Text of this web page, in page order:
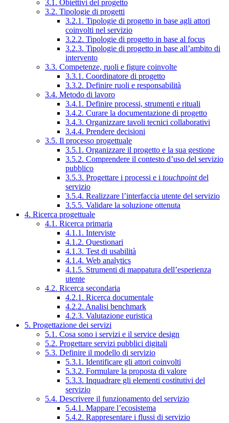
3.1. Obiettivi del progetto
3.2. Tipologie di progetti
3.2.1. Tipologie di progetto in base agli attori
coinvolti nel servizio
3.2.2. Tipologie di progetto in base al focus
3.2.3. Tipologie di progetto in base all’ambito di
intervento
3.3. Competenze, ruoli e figure coinvolte
3.3.1. Coordinatore di progetto
3.3.2. Definire ruoli e responsabilità
3.4. Metodo di lavoro
3.4.1. Definire processi, strumenti e rituali
3.4.2. Curare la documentazione di progetto
3.4.3. Organizzare tavoli tecnici collaborativi
3.4.4. Prendere decisioni
3.5. Il processo progettuale
3.5.1. Organizzare il progetto e la sua gestione
3.5.2. Comprendere il contesto d’uso del servizio
pubblico
3.5.3. Progettare i processi e i touchpointdel
servizio
3.5.4. Realizzare l’interfaccia utente del servizio
3.5.5. Validare la soluzione ottenuta
4. Ricerca progettuale
4.1. Ricerca primaria
4.1.1. Interviste
4.1.2. Questionari
4.1.3. Test di usabilità
4.1.4. Web analytics
4.1.5. Strumenti di mappatura dell’esperienza
utente
4.2. Ricerca secondaria
4.2.1. Ricerca documentale
4.2.2. Analisi benchmark
4.2.3. Valutazione euristica
5. Progettazione dei servizi
5.1. Cosa sono i servizi e il service design
5.2. Progettare servizi pubblici digitali
5.3. Definire il modello di servizio
5.3.1. Identificare gli attori coinvolti
5.3.2. Formulare la proposta di valore
5.3.3. Inquadrare gli elementi costitutivi del
servizio
5.4. Descrivere il funzionamento del servizio
5.4.1. Mappare l’ecosistema
5.4.2. Rappresentare i flussi di servizio